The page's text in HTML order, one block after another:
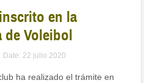
en la
Voleibol
Date: 22 julio 2020
ha realizado el trámite en